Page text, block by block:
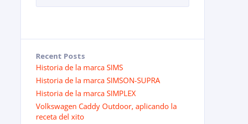
Recent Posts
Historia de la marca SIMS
Historia de la marca SIMSON-SUPRA
Historia de la marca SIMPLEX
Volkswagen Caddy Outdoor, aplicando la
receta del xito